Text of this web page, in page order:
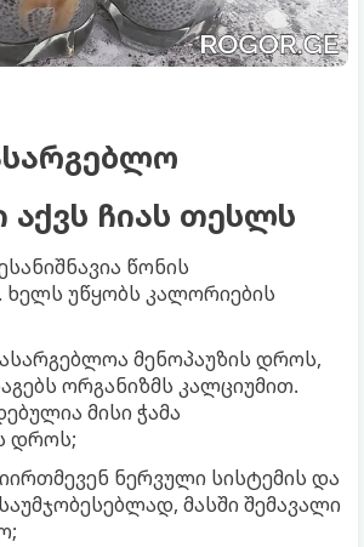
აქვს ჩიას თესლს
წონის
უწყობს კალორიების
მენოპაუზის დროს,
ორგანიზმს კალციუმით.
მისი ჭამა
დროს;
ნერვული სისტემის და
მასში შემავალი